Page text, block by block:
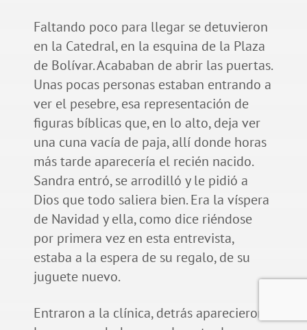
Faltando poco para llegar se detuvieron
en la Catedral, en la esquina de la Plaza
de Bolívar. Acababan de abrir las puertas.
Unas pocas personas estaban entrando a
ver el pesebre, esa representación de
figuras bíblicas que, en lo alto, deja ver
una cuna vacía de paja, allí donde horas
más tarde aparecería el recién nacido.
Sandra entró, se arrodilló y le pidió a
Dios que todo saliera bien. Era la víspera
de Navidad y ella, como dice riéndose
por primera vez en esta entrevista,
estaba a la espera de su regalo, de su
juguete nuevo.
Entraron a la clínica, detrás aparecieron